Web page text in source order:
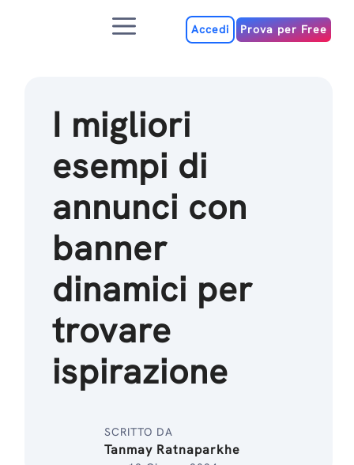
MenuAccedi Prova per Free
I migliori
esempi di
annunci con
banner
dinamici per
trovare
ispirazione
SCRITTO DA
Tanmay Ratnaparkhe